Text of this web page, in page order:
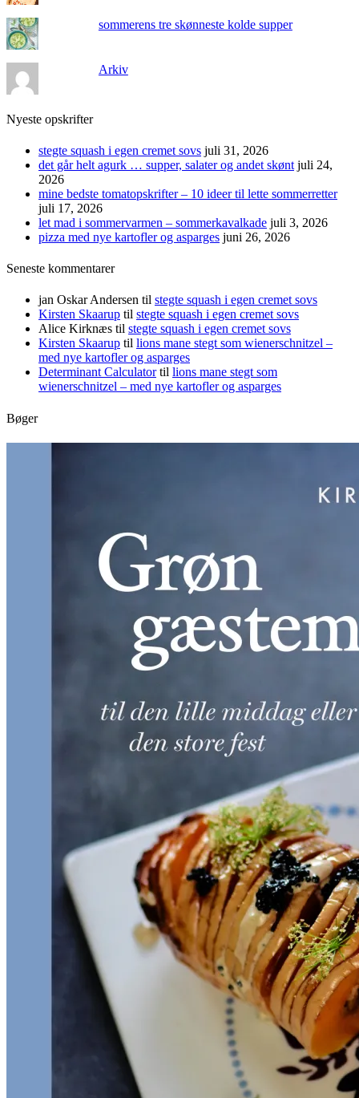
sommerens tre skønneste kolde supper
Arkiv
Nyeste opskrifter
stegte squash i egen cremet sovs juli 31, 2026
det går helt agurk … supper, salater og andet skønt juli 24,
2026
mine bedste tomatopskrifter – 10 ideer til lette sommerretter
juli 17, 2026
let mad i sommervarmen – sommerkavalkade juli 3, 2026
pizza med nye kartofler og asparges juni 26, 2026
Seneste kommentarer
jan Oskar Andersen til stegte squash i egen cremet sovs
Kirsten Skaarup til stegte squash i egen cremet sovs
Alice Kirknæs til stegte squash i egen cremet sovs
Kirsten Skaarup til lions mane stegt som wienerschnitzel –
med nye kartofler og asparges
Determinant Calculatortil lions mane stegt som
wienerschnitzel – med nye kartofler og asparges
Bøger